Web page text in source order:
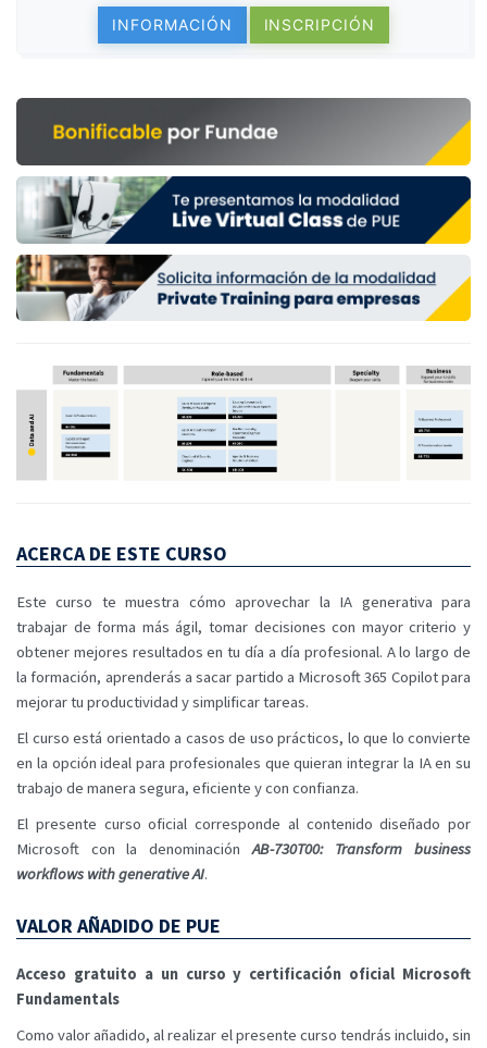
INFORMACIÓN INSCRIPCIÓN
ACERCA DE ESTE CURSO
Este curso te muestra cómo aprovechar la IA generativa para
trabajar de forma más ágil, tomar decisiones con mayor criterio y
obtener mejores resultados en tu día a día profesional. A lo largo de
la formación, aprenderás a sacar partido a Microsoft 365 Copilot para
mejorar tu productividad y simplificar tareas.
El curso está orientado a casos de uso prácticos, lo que lo convierte
en la opción ideal para profesionales que quieran integrar la IA en su
trabajo de manera segura, eficiente y con confianza.
El presente curso oficial corresponde al contenido diseñado por
Microsoft con la denominaciónAB-730T00: Transform business
workflows with generative AI.
VALOR AÑADIDO DE PUE
Acceso gratuito a un curso y certificación oficial Microsoft
Fundamentals
Como valor añadido, al realizar el presente curso tendrás incluido, sin